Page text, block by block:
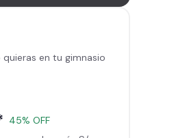
e integrado -
discos y barras
con profesores -
- Tu plan de
personalizado
en tu gimnasio
45% OFF